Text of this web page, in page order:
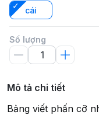
cái
Số lượng
Mô tả chi tiết
Bảng viết phấn cỡ